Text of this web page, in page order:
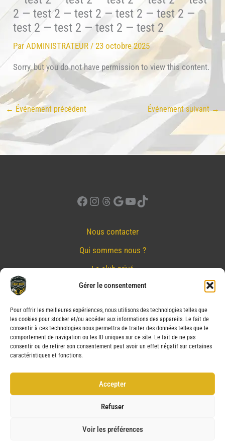
Gérer le consentement
Pour offrir les meilleures expériences, nous utilisons des technologies telles que
les cookies pour stocker et/ou accéder aux informations des appareils. Le fait de
consentir à ces technologies nous permettra de traiter des données telles que le
comportement de navigation ou les ID uniques sur ce site. Le fait de ne pas
consentir ou de retirer son consentement peut avoir un effet négatif sur certaines
caractéristiques et fonctions.
Accepter
Refuser
Voir les préférences
ParADMINISTRATEUR /23 octobre 2025
Sorry, but you do not have permission to view this content.
← Événement précédent Événement suivant→
Facebook
Instagram
Threads
Google
YouTube
TikTok
Nous contacter
Qui sommes nous ?
Le club privé
Réserver
Nos partenaires
Mentions Légales
Conditions générales de vente
Politique de cookies (UE)